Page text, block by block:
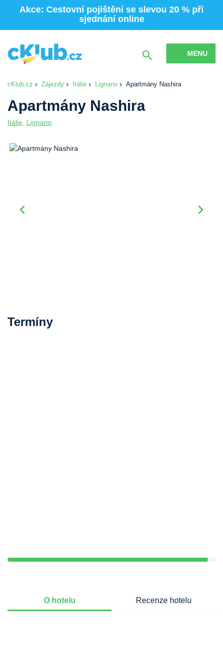
Akce: Cestovní pojištění se slevou 20 % při
sjednání online
MENU
cKlub.cz Zájezdy Itálie Lignano Apartmány Nashira
Apartmány Nashira
Itálie Lignano
Termíny
O hotelu Recenze hotelu